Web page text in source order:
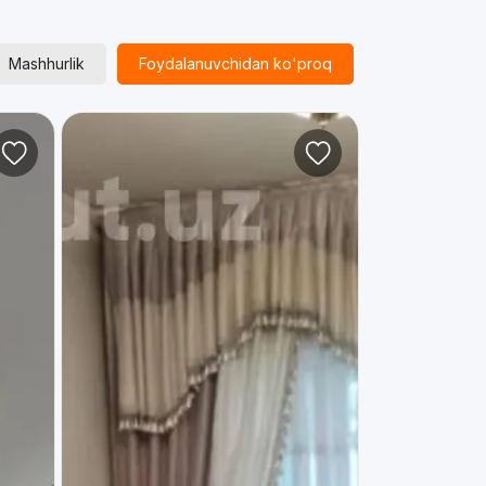
Mashhurlik Foydalanuvchidan ko'proq